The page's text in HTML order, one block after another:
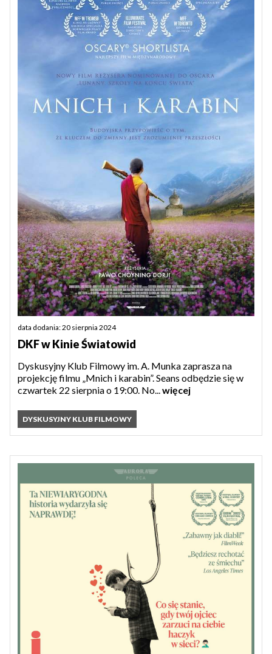
data dodania: 20 sierpnia 2024
DKF w Kinie Światowid
Dyskusyjny Klub Filmowy im. A. Munka zaprasza na
projekcję filmu „Mnich i karabin”. Seans odbędzie się w
czwartek 22 sierpnia o 19:00. No... więcej
DYSKUSYJNY KLUB FILMOWY